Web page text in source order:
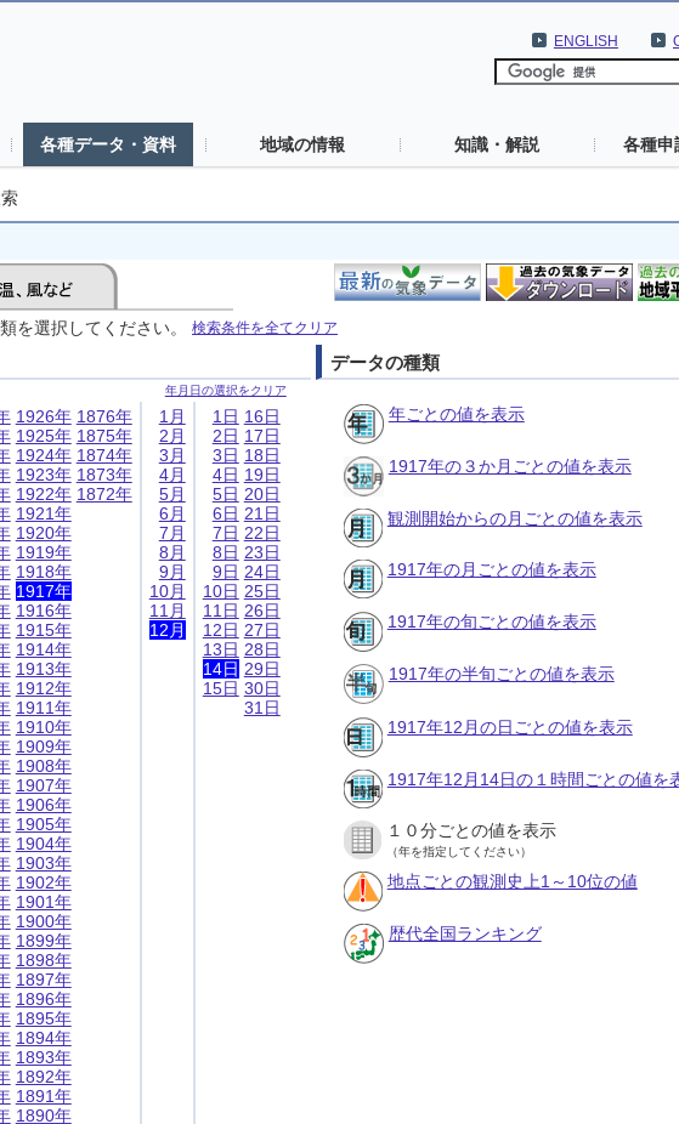
ENGLISH
各種データ・資料 地域の情報 知識・解説 各種申
を選択してください。 検索条件を全てクリア
年月日の選択をクリア
1926年
1925年
1924年
1923年
1922年
1921年
1920年
1919年
1918年
1917年
1916年
1915年
1914年
1913年
1912年
1911年
1910年
1909年
1908年
1907年
1906年
1905年
1904年
1903年
1902年
1901年
1900年
1899年
1898年
1897年
1896年
1895年
1894年
1893年
1892年
1891年
1890年
1876年
1875年
1874年
1873年
1872年
1月
2月
3月
4月
5月
6月
7月
8月
9月
10月
11月
12月
1日
2日
3日
4日
5日
6日
7日
8日
9日
10日
11日
12日
13日
14日
15日
16日
17日
18日
19日
20日
21日
22日
23日
24日
25日
26日
27日
28日
29日
30日
31日
データの種類
年ごとの値を表示
1917年の３か月ごとの値を表示
観測開始からの月ごとの値を表示
1917年の月ごとの値を表示
1917年の旬ごとの値を表示
1917年の半旬ごとの値を表示
1917年12月の日ごとの値を表示
1917年12月14日の１時間ごとの値を
１０分ごとの値を表示
（年を指定してください）
地点ごとの観測史上1～10位の値
歴代全国ランキング